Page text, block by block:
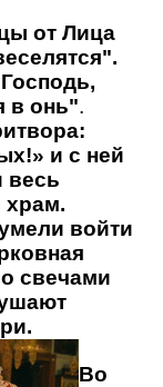
от Лица
в онь".
и с ней
весь
храм.
войти
свечами
Во